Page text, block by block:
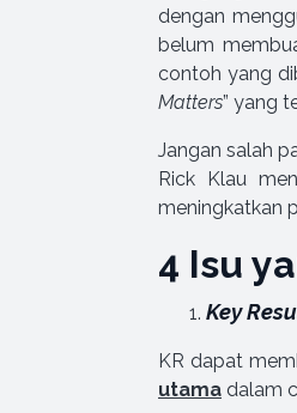
dengan
belum
contoh yang
Matters” yang
Jangan salah
Rick Klau
meningkatkan
4 Isu
Key
KR dapat
utama dalam